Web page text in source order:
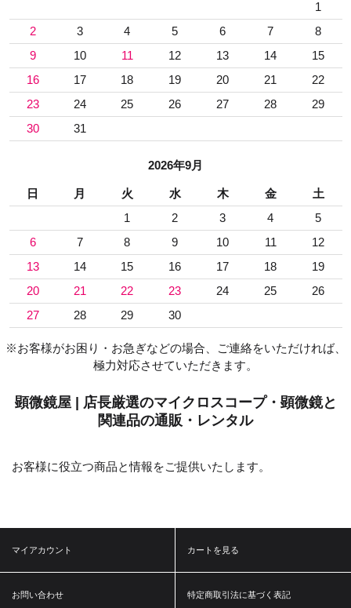
1
2
3 4 5 6 7
8
9
10 11 12 13 14
15
16
17 18 19 20 21
22
23
24 25 26 27 28
29
30
31
2026年9月
日 月 火 水 木 金
土
1
2 3 4
5
6
7 8 9 10 11
12
13
14 15 16 17 18
19
20
21 22 23 24 25
26
27
28 29 30
※お客様がお困り・お急ぎなどの場合、ご連絡をいただければ、
極力対応させていただきます。
顕微鏡屋 | 店長厳選のマイクロスコープ・顕微鏡と
関連品の通販・レンタル
お客様に役立つ商品と情報をご提供いたします。
マイアカウント カートを見る
お問い合わせ 特定商取引法に基づく表記